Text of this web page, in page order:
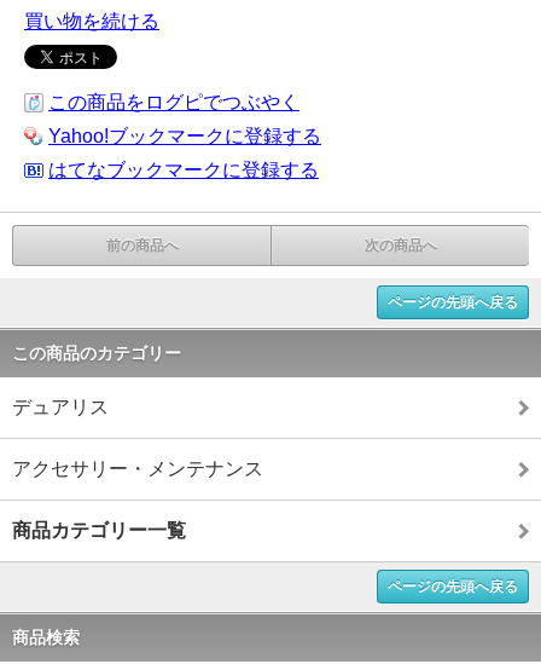
買い物を続ける
この商品をログピでつぶやく
Yahoo!ブックマークに登録する
はてなブックマークに登録する
前の商品へ 次の商品へ
ページの先頭へ戻る
この商品のカテゴリー
デュアリス
アクセサリー・メンテナンス
商品カテゴリー一覧
ページの先頭へ戻る
商品検索